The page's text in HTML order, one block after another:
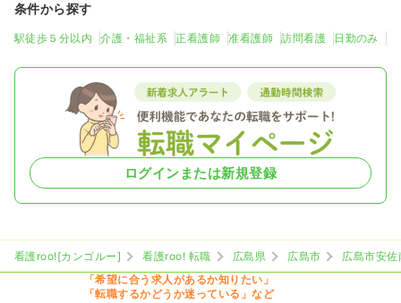
条件から探す
駅徒歩５分以内 介護・福祉系 正看護師 准看護師 訪問看護 日勤のみ
ログインまたは新規登録
看護roo![カンゴルー] 看護roo! 転職 広島県 広島市
広島市安佐
「希望に合う求人があるか知りたい」
「転職するかどうか迷っている」など